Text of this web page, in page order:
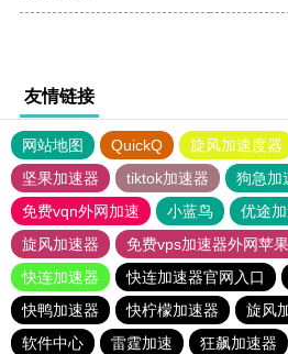
友情链接
网站地图 QuickQ 旋风加速度器
坚果加速器
tiktok加速器
狗急加
免费vqn外网加速
小蓝鸟 优途
旋风加速器
免费vps加速器外网苹
快连加速器
快连加速器官网入口
快鸭加速器
快柠檬加速器 旋风
软件中心
雷霆加速 狂飙加速器